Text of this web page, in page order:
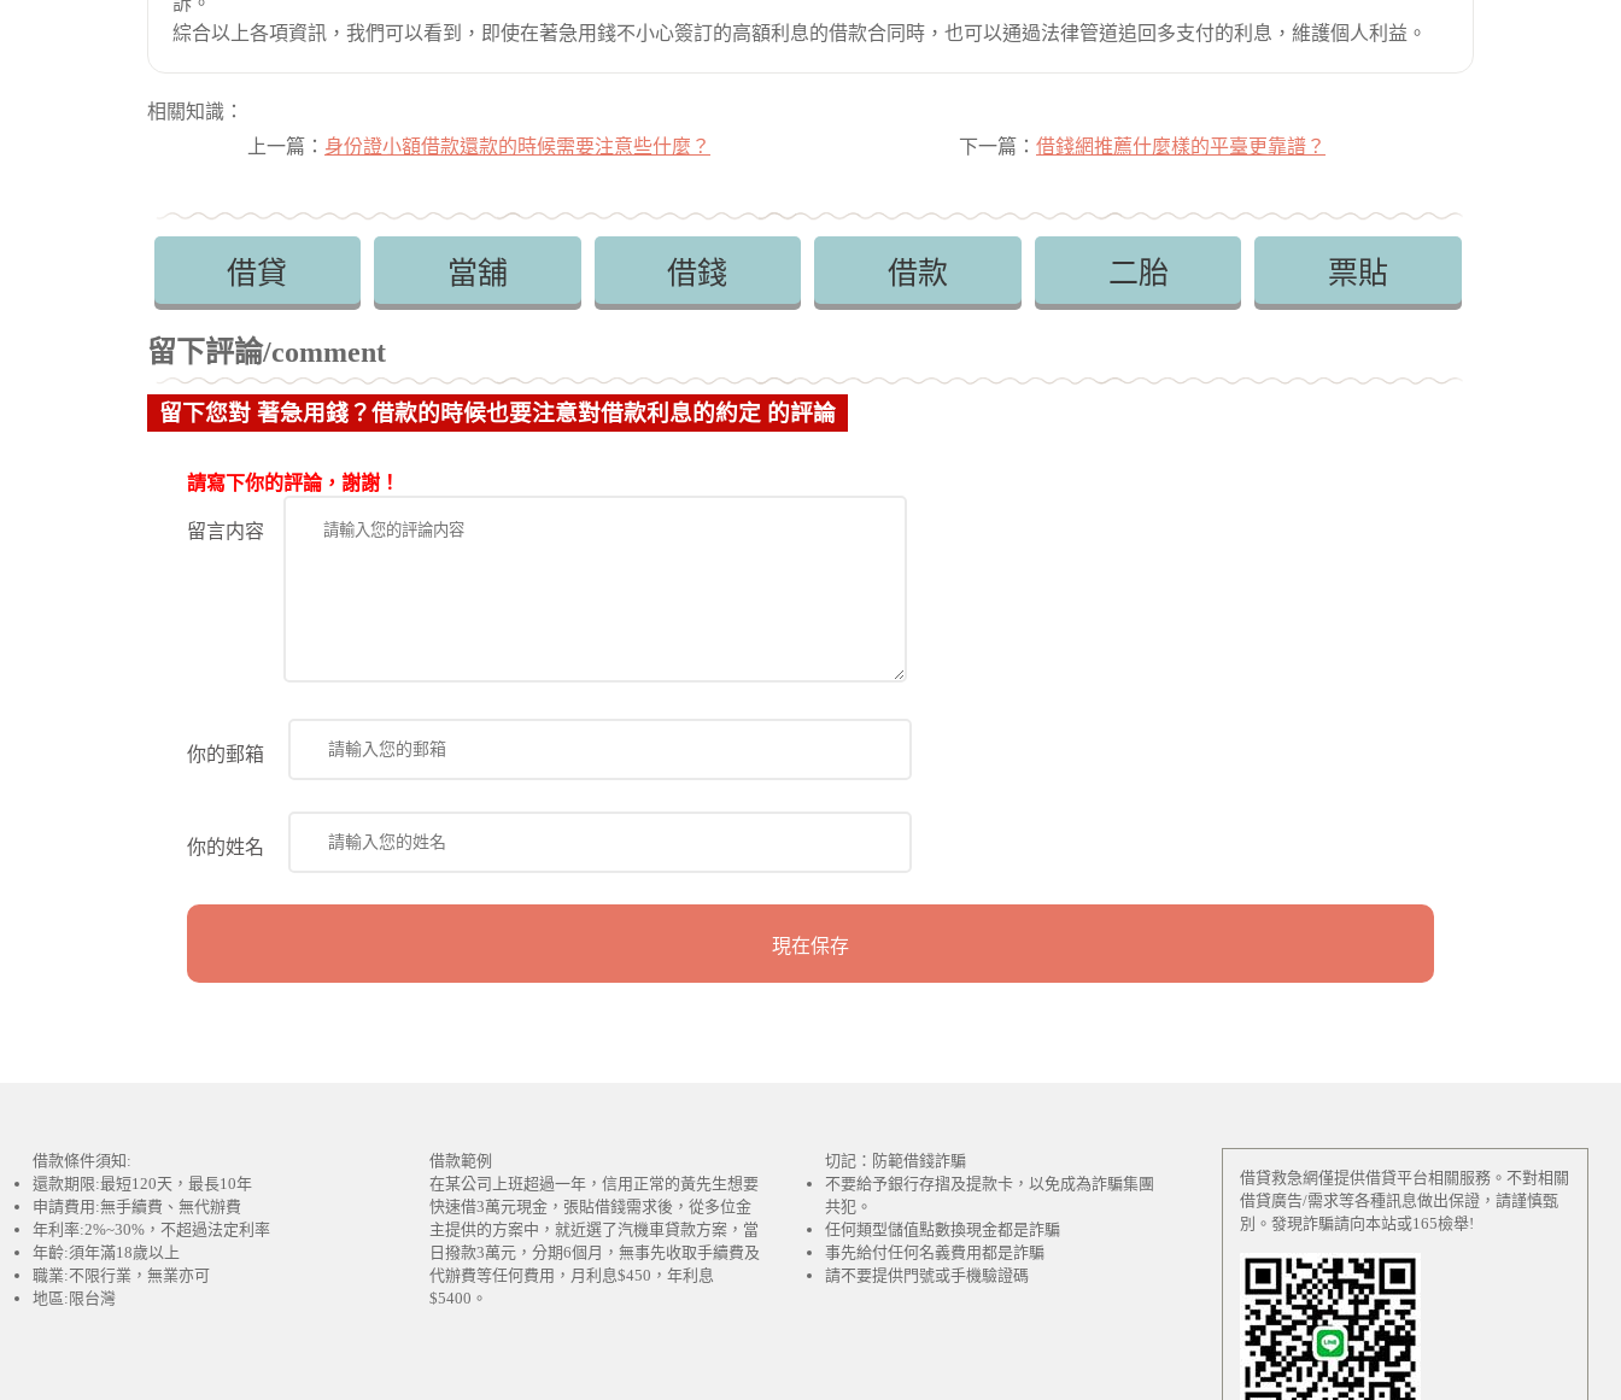
綜合以上各項資訊，我們可以看到，即使在著急用錢不小心簽訂的高額利息的借款合同時，也可以通過法律管道追回多支付的利息，維護個人利益。
相關知識：
上一篇： 身份證小額借款還款的時候需要注意些什麼？ 下一篇： 借錢網推薦什麼樣的平臺更靠譜？
借貸 當舖 借錢 借款 二胎 票貼
留下評論/comment
留下您對 著急用錢？借款的時候也要注意對借款利息的約定 的評論
請寫下你的評論，謝謝！
留言内容
你的郵箱
你的姓名
借款條件須知:
還款期限:最短120天，最長10年
申請費用:無手續費、無代辦費
年利率:2%~30%，不超過法定利率
年齡:須年滿18歲以上
職業:不限行業，無業亦可
地區:限台灣
借款範例
在某公司上班超過一年，信用正常的黃先生想要
快速借3萬元現金，張貼借錢需求後，從多位金
主提供的方案中，就近選了汽機車貸款方案，當
日撥款3萬元，分期6個月，無事先收取手續費及
代辦費等任何費用，月利息$450，年利息
$5400。
切記：防範借錢詐騙
不要給予銀行存摺及提款卡，以免成為詐騙集團
共犯。
任何類型儲值點數換現金都是詐騙
事先給付任何名義費用都是詐騙
請不要提供門號或手機驗證碼
借貸救急網僅提供借貸平台相關服務。不對相關
借貸廣告/需求等各種訊息做出保證，請謹慎甄
別。發現詐騙請向本站或165檢舉!